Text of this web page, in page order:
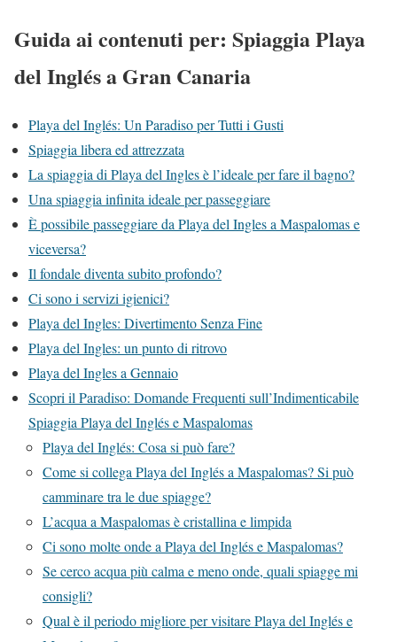
Guida ai contenuti per: Spiaggia Playa
del Inglés a Gran Canaria
Playa del Inglés: Un Paradiso per Tutti i Gusti
Spiaggia libera ed attrezzata
La spiaggia di Playa del Ingles è l’ideale per fare il bagno?
Una spiaggia infinita ideale per passeggiare
È possibile passeggiare da Playa del Ingles a Maspalomas e
viceversa?
Il fondale diventa subito profondo?
Ci sono i servizi igienici?
Playa del Ingles: Divertimento Senza Fine
Playa del Ingles: un punto di ritrovo
Playa del Ingles a Gennaio
Scopri il Paradiso: Domande Frequenti sull’Indimenticabile
Spiaggia Playa del Inglés e Maspalomas
Playa del Inglés: Cosa si può fare?
Come si collega Playa del Inglés a Maspalomas? Si può
camminare tra le due spiagge?
L’acqua a Maspalomas è cristallina e limpida
Ci sono molte onde a Playa del Inglés e Maspalomas?
Se cerco acqua più calma e meno onde, quali spiagge mi
consigli?
Qual è il periodo migliore per visitare Playa del Inglés e